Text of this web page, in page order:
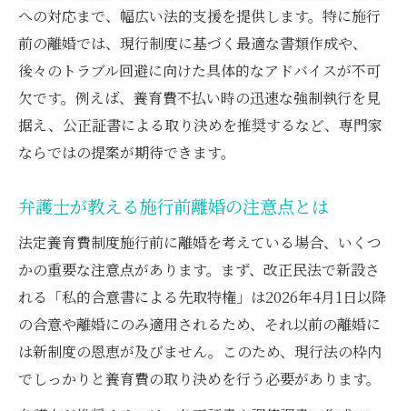
への対応まで、幅広い法的支援を提供します。特に施行
前の離婚では、現行制度に基づく最適な書類作成や、
後々のトラブル回避に向けた具体的なアドバイスが不可
欠です。例えば、養育費不払い時の迅速な強制執行を見
据え、公正証書による取り決めを推奨するなど、専門家
ならではの提案が期待できます。
弁護士が教える施行前離婚の注意点とは
法定養育費制度施行前に離婚を考えている場合、いくつ
かの重要な注意点があります。まず、改正民法で新設さ
れる「私的合意書による先取特権」は2026年4月1日以降
の合意や離婚にのみ適用されるため、それ以前の離婚に
は新制度の恩恵が及びません。このため、現行法の枠内
でしっかりと養育費の取り決めを行う必要があります。